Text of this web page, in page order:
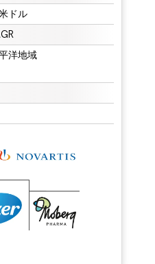
ドル
洋地域
の表示が必要です。